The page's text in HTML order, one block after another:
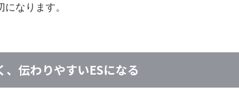
なります。
伝わりやすいESになる